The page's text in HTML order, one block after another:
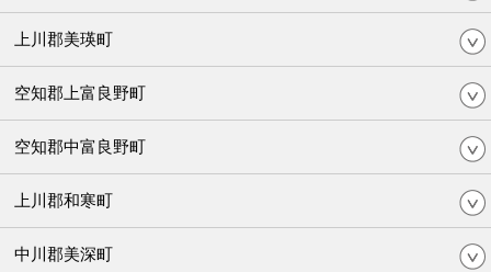
上川郡美瑛町
空知郡上富良野町
空知郡中富良野町
上川郡和寒町
中川郡美深町